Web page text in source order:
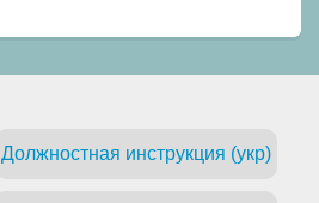
Должностная инструкция (укр)